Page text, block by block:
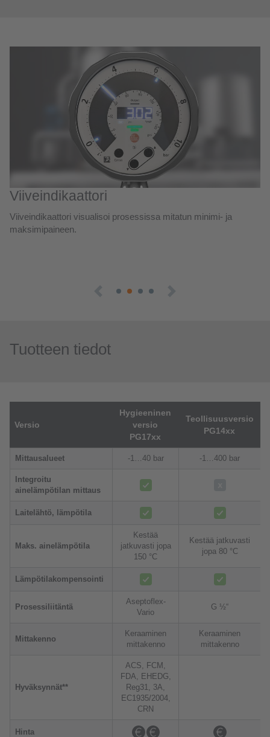
Tuotteen tiedot
Versio
Hygieeninen
versio
PG17xx
Teollisuusversio
PG14xx
Mittausalueet -1…40 bar -1…400 bar
Integroitu
ainelämpötilan mittaus
Laitelähtö, lämpötila
Maks. ainelämpötila
Kestää
jatkuvasti jopa
150 °C
Kestää jatkuvasti
jopa 80 °C
Lämpötilakompensointi
Prosessiliitäntä
Aseptoflex-
Vario
G ½“
Mittakenno
Keraaminen
mittakenno
Keraaminen
mittakenno
Hyväksynnät**
ACS, FCM,
FDA, EHEDG,
Reg31, 3A,
EC1935/2004,
CRN
Hinta